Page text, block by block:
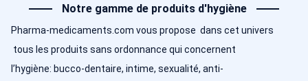
Notre gamme de produits d'hygiène
Pharma-medicaments.com vous propose dans cet univers
tous les produits sans ordonnance qui concernent
l’hygiène: bucco-dentaire, intime, sexualité, anti-